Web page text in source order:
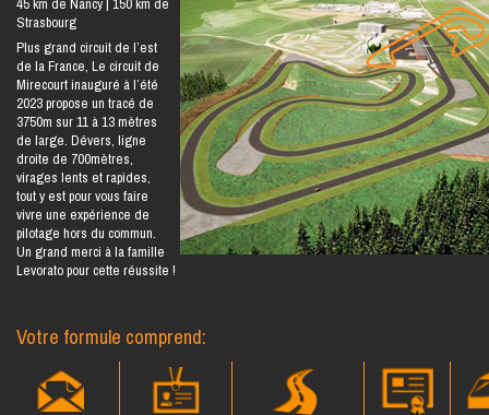
Strasbourg
Plus grand circuit de l’est
de la France, Le circuit de
Mirecourt inauguré à l’été
2023 propose un tracé de
3750m sur 11 à 13 mètres
de large. Dévers, ligne
droite de 700mètres,
virages lents et rapides,
tout y est pour vous faire
vivre une expérience de
pilotage hors du commun.
Un grand merci à la famille
Levorato pour cette réussite !
Votre formule comprend: